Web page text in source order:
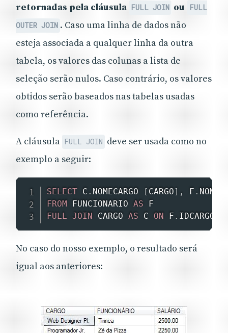
retornadas pela cláusula FULL JOIN ou
FULL
OUTER JOIN . Caso uma linha de dados não
esteja associada a qualquer linha da outra
tabela, os valores das colunas a lista de
seleção serão nulos. Caso contrário, os valores
obtidos serão baseados nas tabelas usadas
como referência.
A cláusula FULL JOIN deve ser usada como no
exemplo a seguir:
SELECT C . NOMECARGO [ CARGO] , F .
FROM FUNCIONARIO AS
FULL JOIN CARGO AS C ON F . IDCARGO
No caso do nosso exemplo, o resultado será
igual aos anteriores: